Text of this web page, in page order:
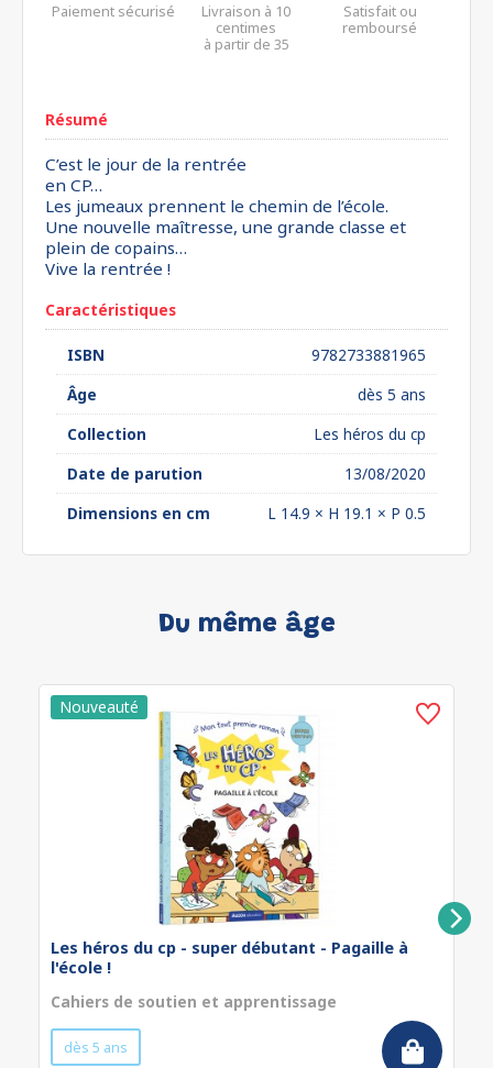
Paiement sécurisé
Livraison à 10
centimes
à partir de 35
Satisfait ou
remboursé
Résumé
C’est le jour de la rentrée
en CP…
Les jumeaux prennent le chemin de l’école.
Une nouvelle maîtresse, une grande classe et
plein de copains…
Vive la rentrée !
Caractéristiques
ISBN
9782733881965
Âge
dès 5 ans
Collection
Les héros du cp
Date de parution
13/08/2020
Dimensions en cm
L 14.9 × H 19.1 × P 0.5
Du même âge
Les héros du cp - super débutant - Pagaille à
l'école !
Cahiers de soutien et apprentissage
dès 5 ans